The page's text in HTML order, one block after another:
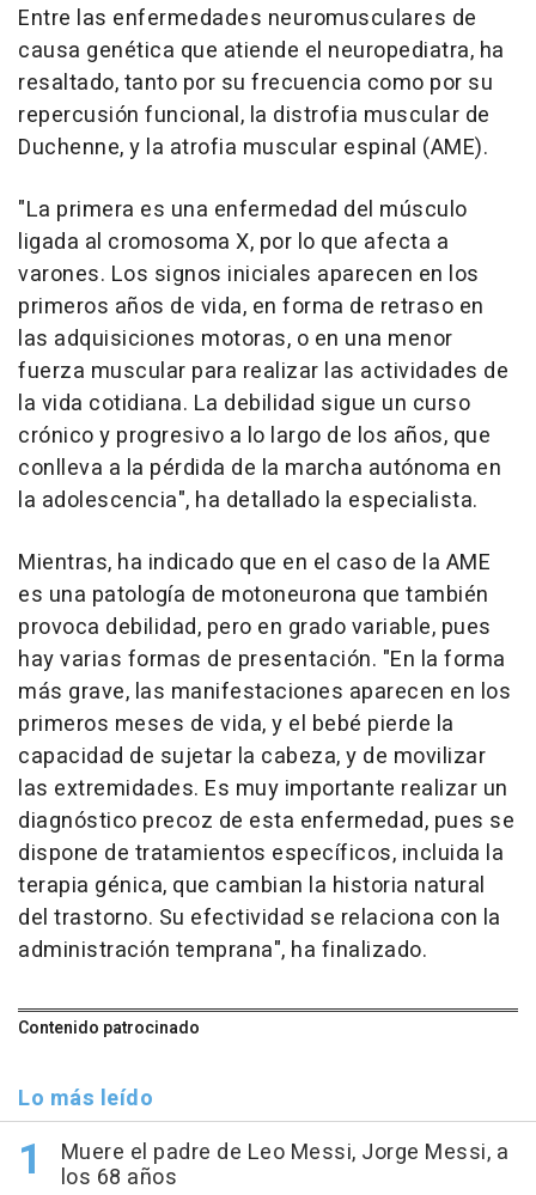
Entre las enfermedades neuromusculares de
causa genética que atiende el neuropediatra, ha
resaltado, tanto por su frecuencia como por su
repercusión funcional, la distrofia muscular de
Duchenne, y la atrofia muscular espinal (AME).
"La primera es una enfermedad del músculo
ligada al cromosoma X, por lo que afecta a
varones. Los signos iniciales aparecen en los
primeros años de vida, en forma de retraso en
las adquisiciones motoras, o en una menor
fuerza muscular para realizar las actividades de
la vida cotidiana. La debilidad sigue un curso
crónico y progresivo a lo largo de los años, que
conlleva a la pérdida de la marcha autónoma en
la adolescencia", ha detallado la especialista.
Mientras, ha indicado que en el caso de la AME
es una patología de motoneurona que también
provoca debilidad, pero en grado variable, pues
hay varias formas de presentación. "En la forma
más grave, las manifestaciones aparecen en los
primeros meses de vida, y el bebé pierde la
capacidad de sujetar la cabeza, y de movilizar
las extremidades. Es muy importante realizar un
diagnóstico precoz de esta enfermedad, pues se
dispone de tratamientos específicos, incluida la
terapia génica, que cambian la historia natural
del trastorno. Su efectividad se relaciona con la
administración temprana", ha finalizado.
Contenido patrocinado
Lo más leído
Muere el padre de Leo Messi, Jorge Messi, a
los 68 años